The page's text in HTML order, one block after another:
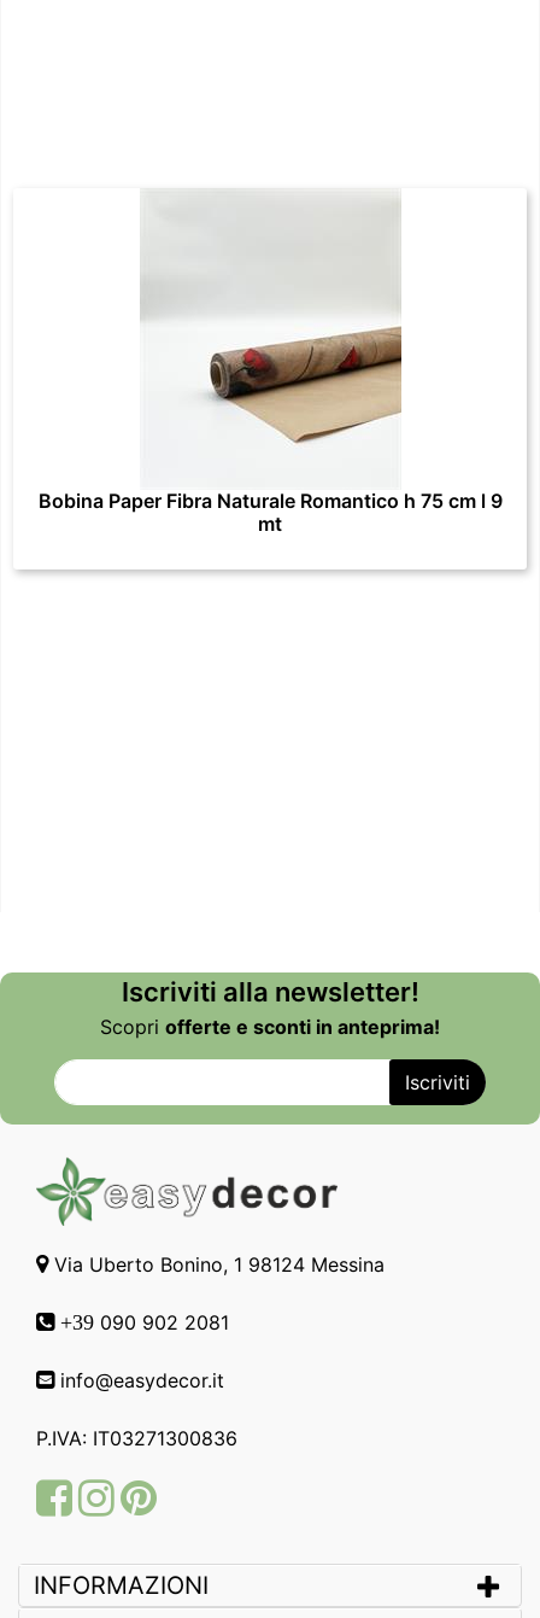
Bobina Paper Fibra Naturale Romantico h 75 cm l 9
mt
Iscriviti alla newsletter!
Scopri offerte e sconti in anteprima!
Via Uberto Bonino, 1 98124 Messina
+39 090 902 2081
info@easydecor.it
P.IVA: IT03271300836
FacebookInstagram
Pinterest
INFORMAZIONI